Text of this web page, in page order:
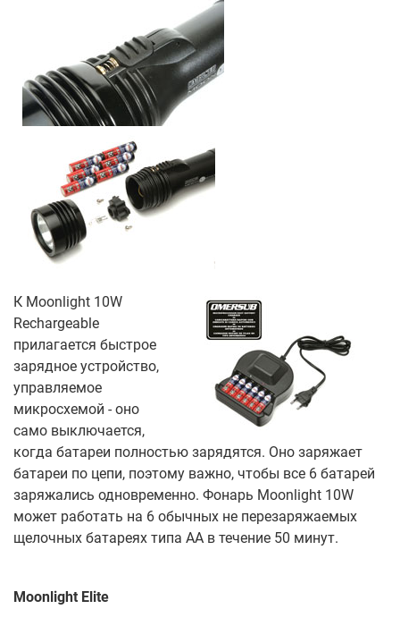
К Moonlight 10W
Rechargeable
прилагается быстрое
зарядное устройство,
управляемое
микросхемой - оно
само выключается,
когда батареи полностью зарядятся. Оно заряжает
батареи по цепи, поэтому важно, чтобы все 6 батарей
заряжались одновременно. Фонарь Moonlight 10W
может работать на 6 обычных не перезаряжаемых
щелочных батареях типа АА в течение 50 минут.
Moonlight Elite